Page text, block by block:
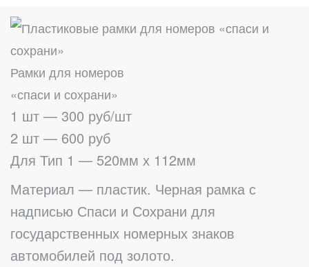
Рамки для номеров
«спаси и сохрани»
1 шт — 300 руб/шт
2 шт — 600 руб
Для Тип 1 — 520мм х 112мм
Материал — пластик. Черная рамка с
надписью Спаси и Сохрани для
государственных номерных знаков
автомобилей под золото.